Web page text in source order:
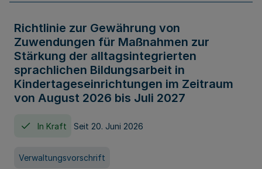
Richtlinie zur Gewährung von
Zuwendungen für Maßnahmen zur
Stärkung der alltagsintegrierten
sprachlichen Bildungsarbeit in
Kindertageseinrichtungen im Zeitraum
von August 2026 bis Juli 2027
In Kraft Seit 20. Juni 2026
Verwaltungsvorschrift